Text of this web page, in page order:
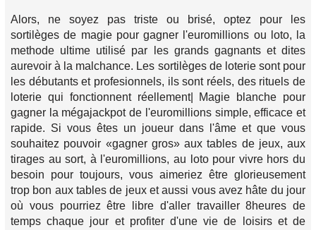
Alors, ne soyez pas triste ou brisé, optez pour les
sortilèges de magie pour gagner l'euromillions ou loto, la
methode ultime utilisé par les grands gagnants et dites
aurevoir à la malchance. Les sortilèges de loterie sont pour
les débutants et profesionnels, ils sont réels, des rituels de
loterie qui fonctionnent réellement| Magie blanche pour
gagner la mégajackpot de l'euromillions simple, efficace et
rapide. Si vous êtes un joueur dans l'âme et que vous
souhaitez pouvoir «gagner gros» aux tables de jeux, aux
tirages au sort, à l'euromillions, au loto pour vivre hors du
besoin pour toujours, vous aimeriez être glorieusement
trop bon aux tables de jeux et aussi vous avez hâte du jour
où vous pourriez être libre d'aller travailler 8heures de
temps chaque jour et profiter d'une vie de loisirs et de